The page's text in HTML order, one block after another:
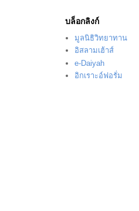
บล็อกลิงก์
มูลนิธิวิทยาทาน
อิสลามเฮ้าส์
e-Daiyah
อิกเราะอ์ฟอรั่ม